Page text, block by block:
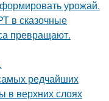
урожай.
в сказочные
превращают.
редчайших
в верхних слоях